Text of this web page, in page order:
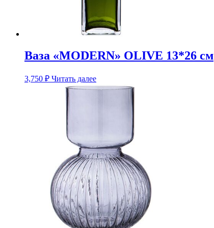
Ваза «MODERN» OLIVE 13*26 см
3,750 ₽ Читать далее